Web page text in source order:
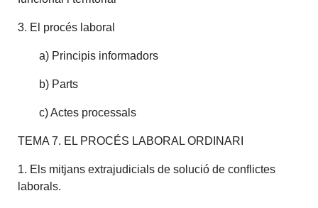
3. El procés laboral
a) Principis informadors
b) Parts
c) Actes processals
TEMA 7. EL PROCÉS LABORAL ORDINARI
1. Els mitjans extrajudicials de solució de conflictes
laborals.